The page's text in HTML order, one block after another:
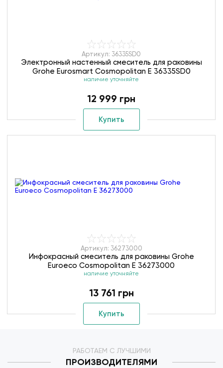
Артикул: 36335SD0
Электронный настенный смеситель для раковины
Grohe Eurosmart Cosmopolitan E 36335SD0
наличие уточняйте
12 999 грн
Купить
Артикул: 36273000
Инфокрасный смеситель для раковины Grohe
Euroeco Cosmopolitan E 36273000
наличие уточняйте
13 761 грн
Купить
РАБОТАЕМ С ЛУЧШИМИ
ПРОИЗВОДИТЕЛЯМИ